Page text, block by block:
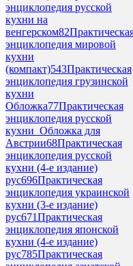
энциклопедия русской
кухни на
венгерском82
энциклопедия мировой
кухни
(компакт)543Практическая
энциклопедия грузинской
кухни
Обложка77Практическая
энциклопедия русской
кухни_Обложка для
Австрии68Практическая
энциклопедия русской
кухни (4-е издание)
рус696Практическая
энциклопедия украинской
кухни (3-е издание)
рус671Практическая
энциклопедия японской
кухни (4-е издание)
рус785Практическая